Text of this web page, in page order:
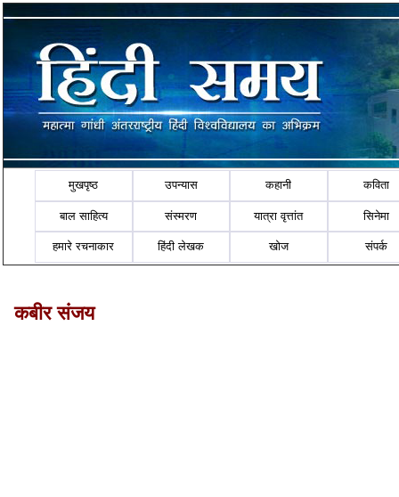
मुखपृष्ठ उपन्यास कहानी कविता
बाल साहित्य संस्मरण यात्रा वृत्तांत सिनेमा
हमारे रचनाकार हिंदी लेखक खोज संपर्क
कबीर संजय